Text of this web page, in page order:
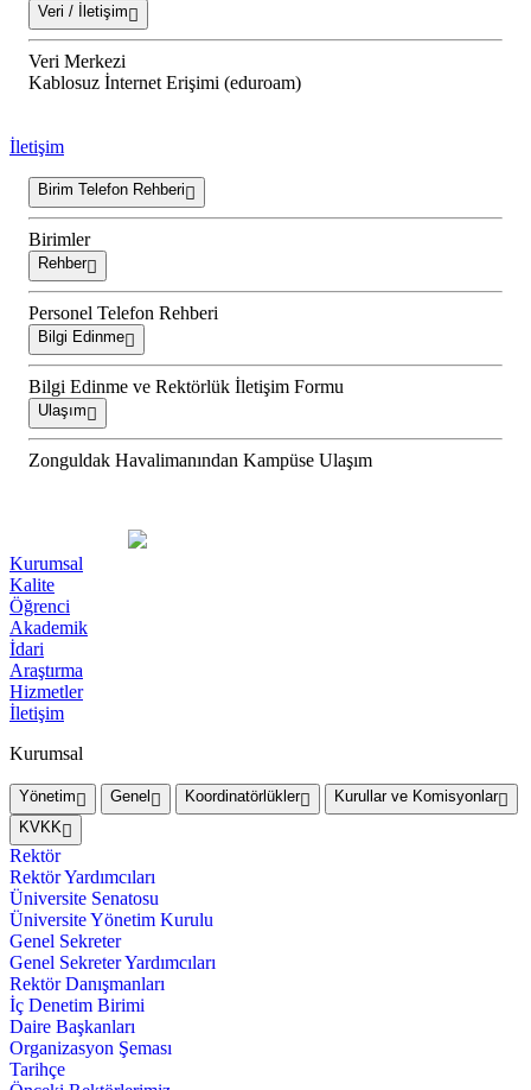
Veri / İletişim
Veri Merkezi
Kablosuz İnternet Erişimi (eduroam)
İletişim
Birim Telefon Rehberi
Birimler
Rehber
Personel Telefon Rehberi
Bilgi Edinme
Bilgi Edinme ve Rektörlük İletişim Formu
Ulaşım
Zonguldak Havalimanından Kampüse Ulaşım
Kurumsal
Kalite
Öğrenci
Akademik
İdari
Araştırma
Hizmetler
İletişim
Kurumsal
Yönetim Genel Koordinatörlükler
Kurullar ve Komisyonlar
KVKK
Rektör
Rektör Yardımcıları
Üniversite Senatosu
Üniversite Yönetim Kurulu
Genel Sekreter
Genel Sekreter Yardımcıları
Rektör Danışmanları
İç Denetim Birimi
Daire Başkanları
Organizasyon Şeması
Tarihçe